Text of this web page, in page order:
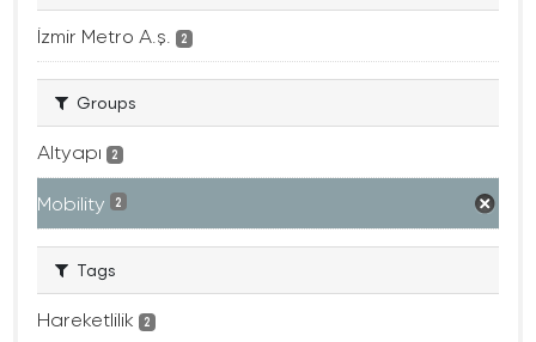
İzmir Metro A.ş. 2
Groups
Altyapı 2
Mobility 2
Tags
Hareketlilik 2